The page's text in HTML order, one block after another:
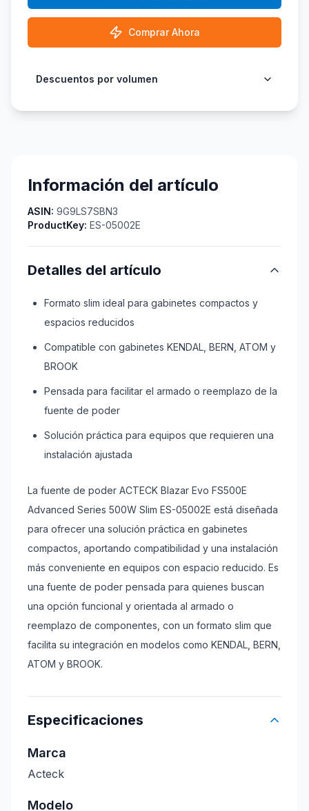
Comprar Ahora
Descuentos por volumen
Información del artículo
ASIN: 9G9LS7SBN3
ProductKey: ES-05002E
Detalles del artículo
Formato slim ideal para gabinetes compactos y
espacios reducidos
Compatible con gabinetes KENDAL, BERN, ATOM y
BROOK
Pensada para facilitar el armado o reemplazo de la
fuente de poder
Solución práctica para equipos que requieren una
instalación ajustada
La fuente de poder ACTECK Blazar Evo FS500E
Advanced Series 500W Slim ES-05002E está diseñada
para ofrecer una solución práctica en gabinetes
compactos, aportando compatibilidad y una instalación
más conveniente en equipos con espacio reducido. Es
una fuente de poder pensada para quienes buscan
una opción funcional y orientada al armado o
reemplazo de componentes, con un formato slim que
facilita su integración en modelos como KENDAL, BERN,
ATOM y BROOK.
Especificaciones
Marca
Acteck
Modelo